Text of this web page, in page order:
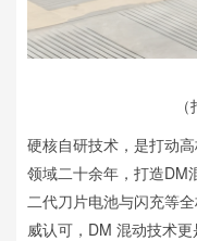
硬核自研技术，是打动
领域二十余年，打造DM
二代刀片电池与闪充等
威认可，DM 混动技术